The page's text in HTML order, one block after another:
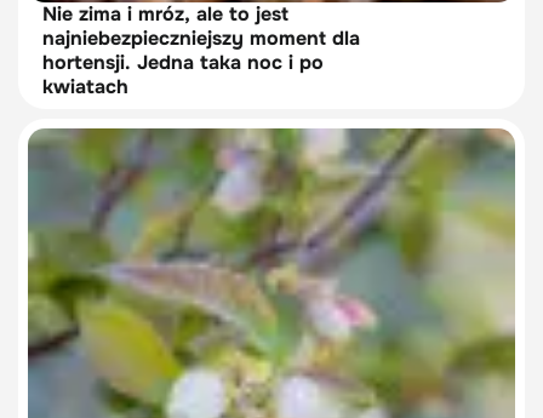
Nie zima i mróz, ale to jest
najniebezpieczniejszy moment dla
hortensji. Jedna taka noc i po
kwiatach